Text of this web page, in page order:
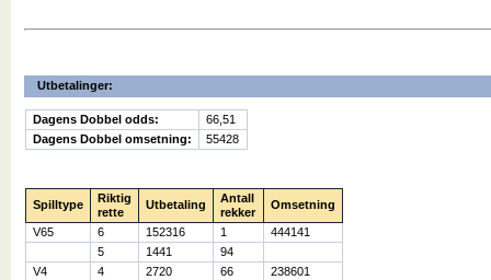
Utbetalinger:
Dagens Dobbel odds:
66,51
Dagens Dobbel omsetning:
55428
Spilltype
Riktig
rette
Utbetaling
Antall
rekker
Omsetning
V65 6 152316 1
444141
5
1441
94
V4
4 2720 66 238601